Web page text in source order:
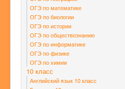
ОГЭ по математике
ОГЭ по биологии
ОГЭ по истории
ОГЭ по обществознанию
ОГЭ по информатике
ОГЭ по физике
ОГЭ по химии
10 класс
Английский язык 10 класс